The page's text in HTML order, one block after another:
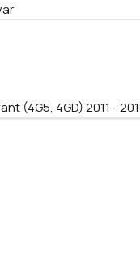
(4G5, 4GD) 2011 -